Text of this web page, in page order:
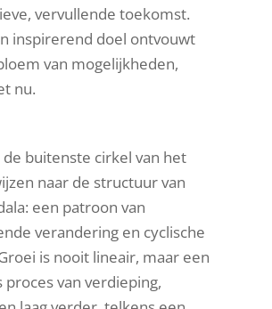
vervullende toekomst.
inspirerend doel ontvouwt
van mogelijkheden,
nu.
de buitenste cirkel van het
naar de structuur van
een patroon van
verandering en cyclische
is nooit lineair, maar een
proces van verdieping,